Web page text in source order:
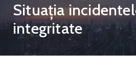
Situația
integritate